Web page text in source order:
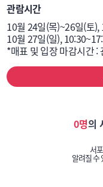
관람시간
10월 24일(목)~26일(토
10월 27일(일),
*매표 및 입장 마감시간 :
0명의
서
알려질 수